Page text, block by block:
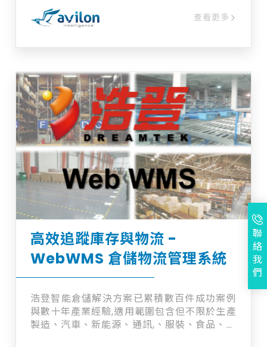
儲管理系統整合，即時監控掃描數據，優化庫
存管理，遠端蒐集準確資訊。
查看更多
高效追蹤庫存與物流 -
WebWMS 倉儲物流管理系統
浩登智能倉儲解決方案已累積數百件成功案例
與數十年產業經驗,適用範圍包含但不限於生產
製造、汽車、新能源、通訊,、服裝、食品、物
聯
絡
我
們